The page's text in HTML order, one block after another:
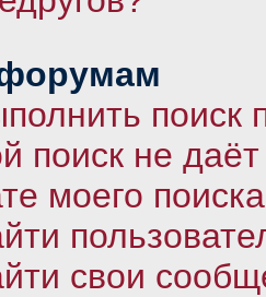
поиск не даёт
моего
свои